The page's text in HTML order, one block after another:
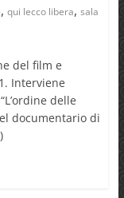
, qui lecco libera, sala
del film e
Interviene
delle
documentario di